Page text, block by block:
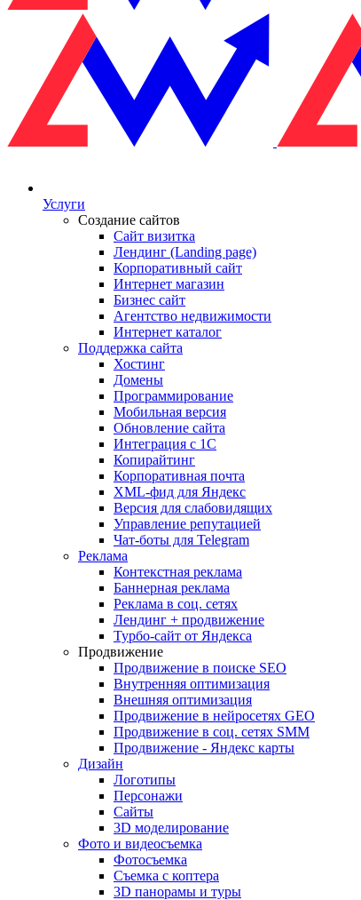
Услуги
Создание сайтов
Сайт визитка
Лендинг (Landing page)
Корпоративный сайт
Интернет магазин
Бизнес сайт
Агентство недвижимости
Интернет каталог
Поддержка сайта
Хостинг
Домены
Программирование
Мобильная версия
Обновление сайта
Интеграция с 1С
Копирайтинг
Корпоративная почта
XML-фид для Яндекс
Версия для слабовидящих
Управление репутацией
Чат-боты для Telegram
Реклама
Контекстная реклама
Баннерная реклама
Реклама в соц. сетях
Лендинг + продвижение
Турбо-сайт от Яндекса
Продвижение
Продвижение в поиске SEO
Внутренняя оптимизация
Внешняя оптимизация
Продвижение в нейросетях GEO
Продвижение в соц. сетях SMM
Продвижение - Яндекс карты
Дизайн
Логотипы
Персонажи
Сайты
3D моделирование
Фото и видеосъемка
Фотосъемка
Съемка с коптера
3D панорамы и туры